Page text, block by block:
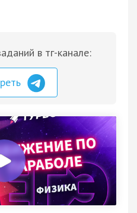
в тг-канале: